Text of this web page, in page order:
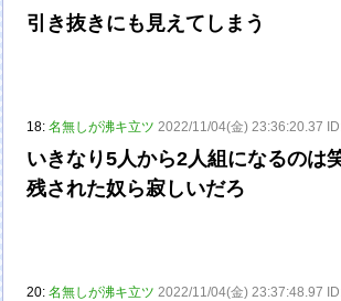
引き抜きにも見えてしまう
18:名無しが沸キ立ツ 2022/11/04(金) 23:36:20.37
いきなり5人から2人組になるのは
残された奴ら寂しいだろ
20:名無しが沸キ立ツ 2022/11/04(金) 23:37:48.97